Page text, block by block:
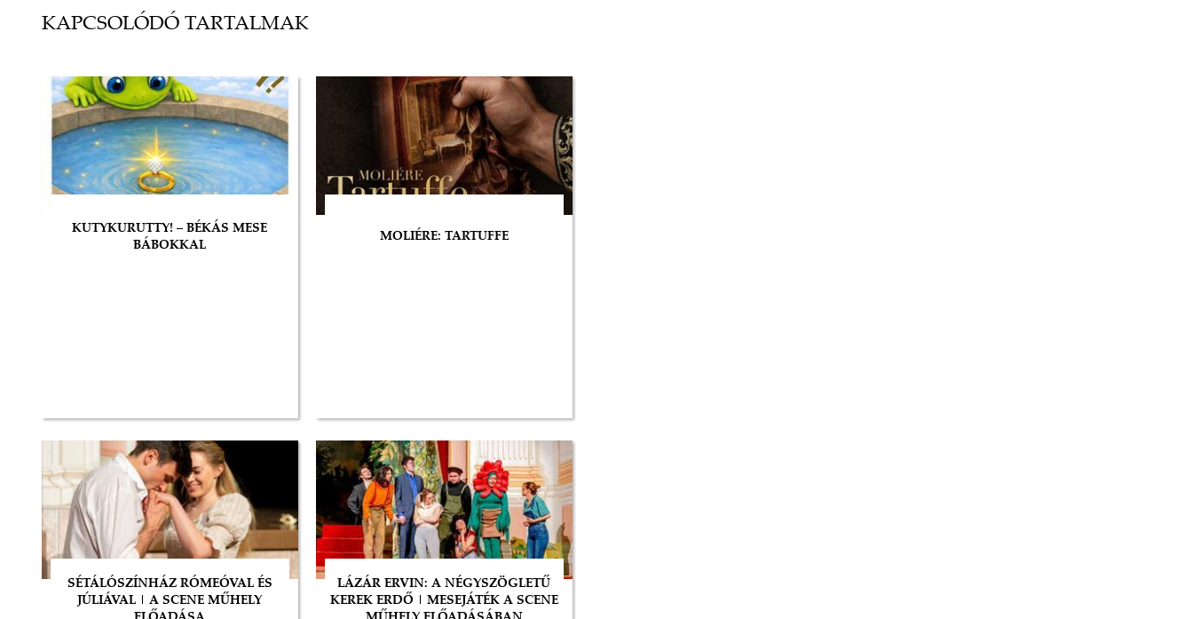
KAPCSOLÓDÓ TARTALMAK
KUTYKURUTTY! – BÉKÁS MESE
BÁBOKKAL
MOLIÉRE: TARTUFFE
SÉTÁLÓSZÍNHÁZ RÓMEÓVAL ÉS
JÚLIÁVAL | A SCENE MŰHELY
LÁZÁR ERVIN: A NÉGYSZÖGLETŰ
KEREK ERDŐ | MESEJÁTÉK A SCENE